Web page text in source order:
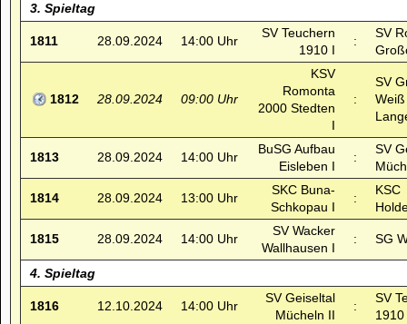
3. Spieltag
1811 28.09.2024 14:00 Uhr
SV Teuchern
1910 I
:
SV
1812 28.09.2024 09:00 Uhr
KSV
Romonta
2000 Stedten
I
:
SV
Weiß
1813 28.09.2024 14:00 Uhr
BuSG Aufbau
Eisleben I
:
SV
1814 28.09.2024 13:00 Uhr
SKC Buna-
Schkopau I
:
KSC
1815 28.09.2024 14:00 Uhr
SV Wacker
Wallhausen I
: SG
4. Spieltag
1816 12.10.2024 14:00 Uhr
SV Geiseltal
Mücheln II
:
SV
1910